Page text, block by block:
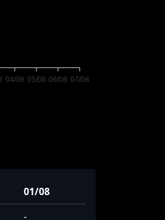
04/08 05/08 06/08 07/08
01/08
-